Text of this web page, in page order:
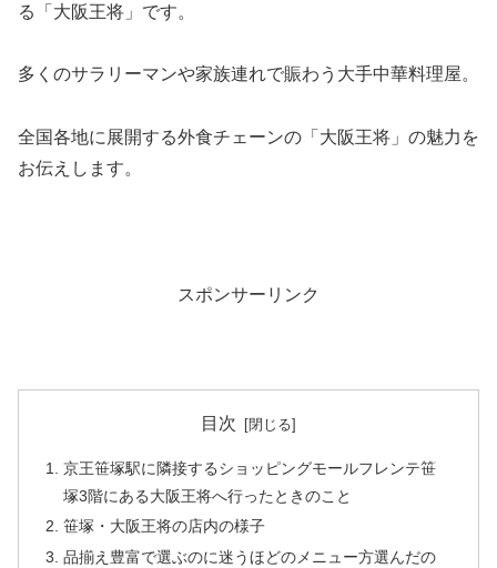
る「大阪王将」です。
多くのサラリーマンや家族連れで賑わう大手中華料理屋。
全国各地に展開する外食チェーンの「大阪王将」の魅力を
お伝えします。
スポンサーリンク
目次
京王笹塚駅に隣接するショッピングモールフレンテ笹
塚3階にある大阪王将へ行ったときのこと
笹塚・大阪王将の店内の様子
品揃え豊富で選ぶのに迷うほどのメニュー方選んだの